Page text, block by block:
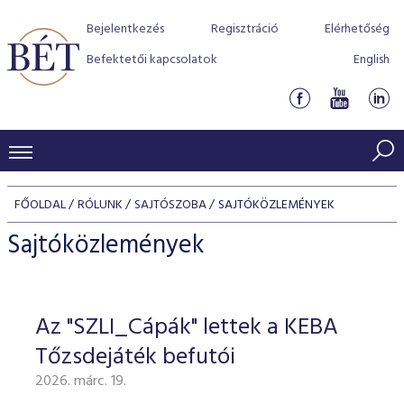
Bejelentkezés Regisztráció
Elérhetőség
Befektetői kapcsolatok
English
KERESKEDÉSI ADATOK
INDEXEK
Jelzáloglevél indexek
Vállalati kötvény indexek
Azonnali Piac
Részvények
Származékos piac
BEFEKTETŐK
Részvény szekció
Hitelpapír szekció
BÉT szabályzatok
Befektetővédelem
Alkalmazott díjstruktúra
Elszámolás
Részvény és vállalati kötvény tőzsdei bevezetését
program
BÉT Xtend - Részvénypiac egyszerűen
TŐZSDETAGOK
Tőzsdetagok, üzletkötők
VENDOROK
FŐOLDAL RÓLUNK SAJTÓSZOBA SAJTÓKÖZLEMÉNYEK
Sajtóközlemények
Az "SZLI_Cápák" lettek a KEBA
Tőzsdejáték befutói
2026. márc. 19.